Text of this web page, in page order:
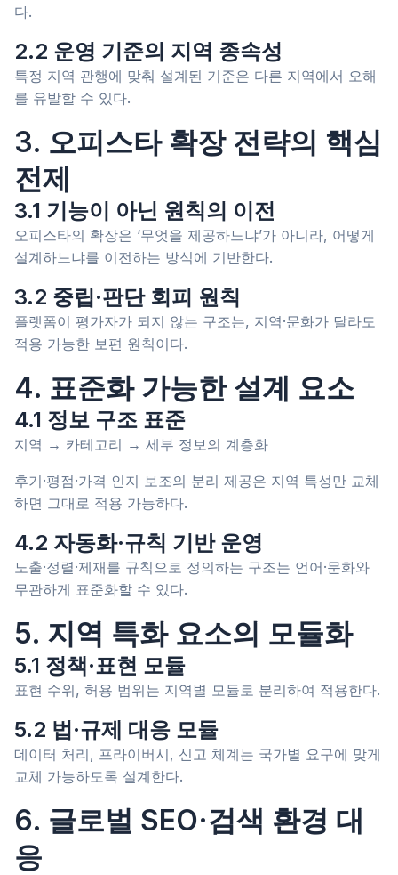
다.
2.2 운영 기준의 지역 종속성
특정 지역 관행에 맞춰 설계된 기준은 다른 지역에서 오해
를 유발할 수 있다.
3. 오피스타 확장 전략의 핵심
전제
3.1 기능이 아닌 원칙의 이전
오피스타의 확장은 ‘무엇을 제공하느냐’가 아니라, 어떻게
설계하느냐를 이전하는 방식에 기반한다.
3.2 중립·판단 회피 원칙
플랫폼이 평가자가 되지 않는 구조는, 지역·문화가 달라도
적용 가능한 보편 원칙이다.
4. 표준화 가능한 설계 요소
4.1 정보 구조 표준
지역 → 카테고리 → 세부 정보의 계층화
후기·평점·가격 인지 보조의 분리 제공은 지역 특성만 교체
하면 그대로 적용 가능하다.
4.2 자동화·규칙 기반 운영
노출·정렬·제재를 규칙으로 정의하는 구조는 언어·문화와
무관하게 표준화할 수 있다.
5. 지역 특화 요소의 모듈화
5.1 정책·표현 모듈
표현 수위, 허용 범위는 지역별 모듈로 분리하여 적용한다.
5.2 법·규제 대응 모듈
데이터 처리, 프라이버시, 신고 체계는 국가별 요구에 맞게
교체 가능하도록 설계한다.
6. 글로벌 SEO·검색 환경 대
응